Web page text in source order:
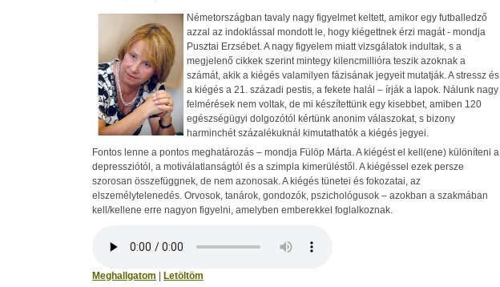
Németországban tavaly nagy figyelmet keltett, amikor egy futballedző
azzal az indoklással mondott le, hogy kiégettnek érzi magát - mondja
Pusztai Erzsébet. A nagy figyelem miatt vizsgálatok indultak, s a
megjelenő cikkek szerint mintegy kilencmillióra teszik azoknak a
számát, akik a kiégés valamilyen fázisának jegyeit mutatják. A stressz és
a kiégés a 21. századi pestis, a fekete halál – írják a lapok. Nálunk nagy
felmérések nem voltak, de mi készítettünk egy kisebbet, amiben 120
egészségügyi dolgozótól kértünk anonim válaszokat, s bizony
harminchét százalékuknál kimutathatók a kiégés jegyei.
Fontos lenne a pontos meghatározás – mondja Fülöp Márta. A kiégést el kell(ene) különíteni a
depressziótól, a motiválatlanságtól és a szimpla kimerüléstől. A kiégéssel ezek persze
szorosan összefüggnek, de nem azonosak. A kiégés tünetei és fokozatai, az
elszemélytelenedés. Orvosok, tanárok, gondozók, pszichológusok – azokban a szakmában
kell/kellene erre nagyon figyelni, amelyben emberekkel foglalkoznak.
Meghallgatom Letöltöm